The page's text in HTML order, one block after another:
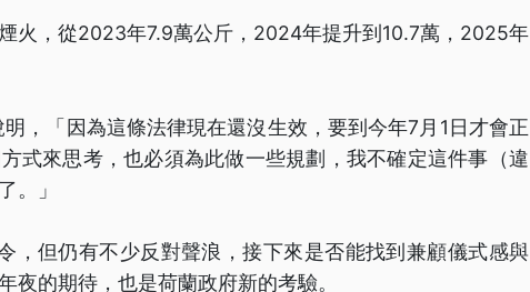
火，從2023年7.9萬公斤，2024年提升到10.7萬，2025年
，「因為這條法律現在還沒生效，要到今年7月1日才會正
式來思考，也必須為此做一些規劃，我不確定這件事（違
。」
，但仍有不少反對聲浪，接下來是否能找到兼顧儀式感與
夜的期待，也是荷蘭政府新的考驗。